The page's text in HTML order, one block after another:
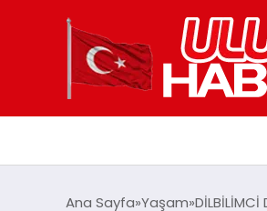
Ana Sayfa Yaşam DİLBİLİMCİ